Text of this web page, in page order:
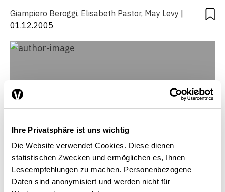
Ihre Privatsphäre ist uns wichtig
Die Website verwendet Cookies. Diese dienen
statistischen Zwecken und ermöglichen es, Ihnen
Leseempfehlungen zu machen. Personenbezogene
Daten sind anonymisiert und werden nicht für
Giampiero Beroggi, Elisabeth Pastor, May Levy
01.12.2005